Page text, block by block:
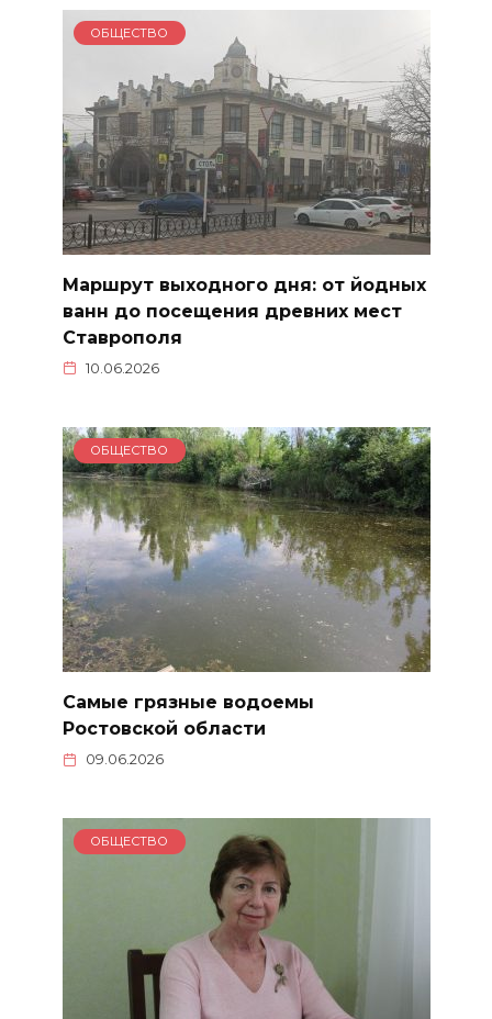
ОБЩЕСТВО
Маршрут выходного дня: от йодных
ванн до посещения древних мест
Ставрополя
10.06.2026
ОБЩЕСТВО
Самые грязные водоемы
Ростовской области
09.06.2026
ОБЩЕСТВО